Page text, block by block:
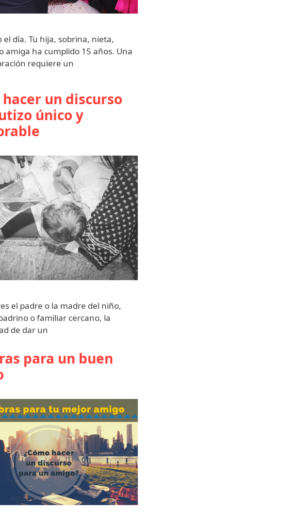
el día. Tu hija, sobrina, nieta,
amiga ha cumplido 15 años. Una
requiere un
hacer un discurso
único y
el padre o la madre del niño,
o familiar cercano, la
de dar un
para un buen